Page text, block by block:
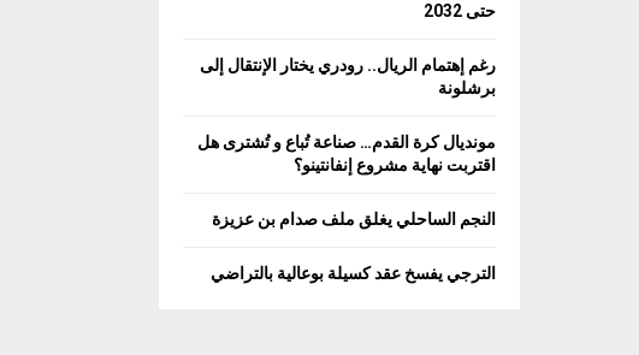
حتى 2032
رغم إهتمام الريال.. رودري يختار الإنتقال إلى
برشلونة
مونديال كرة القدم… صناعة تُباع و تُشترى هل
اقتربت نهاية مشروع إنفانتينو؟
النجم الساحلي يغلق ملف صدام بن عزيزة
الترجي يفسخ عقد كسيلة بوعالية بالتراضي